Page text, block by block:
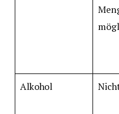
Alkohol